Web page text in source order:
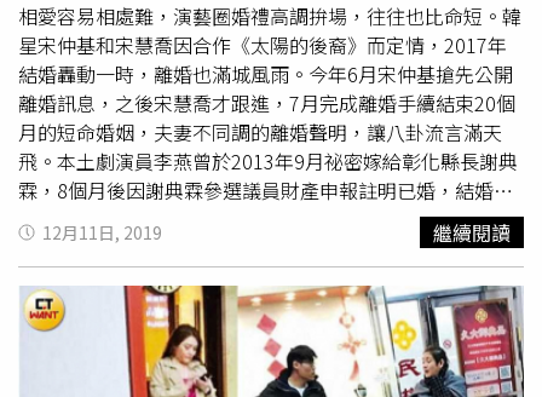
相愛容易相處難，演藝圈婚禮高調拚場，往往也比命短。韓
星宋仲基和宋慧喬因合作《太陽的後裔》而定情，2017年
結婚轟動一時，離婚也滿城風雨。今年6月宋仲基搶先公開
離婚訊息，之後宋慧喬才跟進，7月完成離婚手續結束20個
月的短命婚姻，夫妻不同調的離婚聲明，讓八卦流言滿天
飛。本土劇演員李燕曾於2013年9月祕密嫁給彰化縣長謝典
霖，8個月後因謝典霖參選議員財產申報註明已婚，結婚一
事才曝光。兩人交往3個月就閃婚，李燕婚後雖放下藝人光
環跟著一起掃街拜票，但依舊難以適應這樣的生活，2015
年3月火速離婚，短短18個月內閃婚又閃離。美國歌手麥莉
希拉與「雷神弟」澳洲演員連恩漢斯沃分分合合長達九年，
2018年聖誕節舉辦婚禮時，當時麥莉感動地寫下「這應該
是我們第一百萬次接吻」，粉絲也紛紛獻上祝福，沒想到兩
12月11日, 2019 繼續閱讀